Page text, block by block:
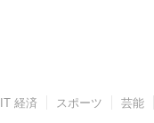
IT 経済 スポーツ 芸能